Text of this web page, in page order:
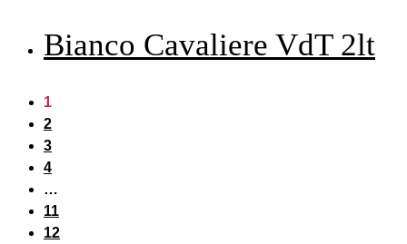
Bianco Cavaliere VdT 2lt
1
2
3
4
…
11
12